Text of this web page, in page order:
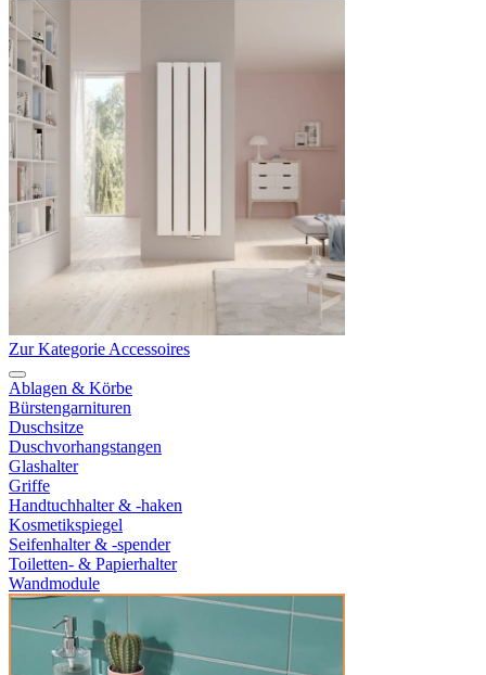
Zur Kategorie Accessoires
Ablagen & Körbe
Bürstengarnituren
Duschsitze
Duschvorhangstangen
Glashalter
Griffe
Handtuchhalter & -haken
Kosmetikspiegel
Seifenhalter & -spender
Toiletten- & Papierhalter
Wandmodule